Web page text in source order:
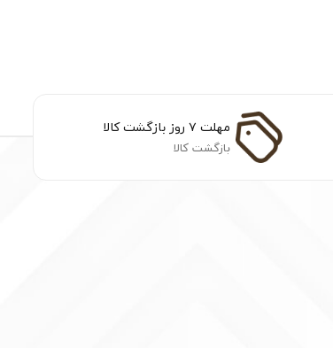
مهلت ۷ روز بازگشت کالا
بازگشت کالا